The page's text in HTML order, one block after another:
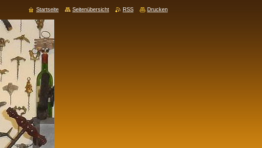
Startseite Seitenübersicht RSS Drucken